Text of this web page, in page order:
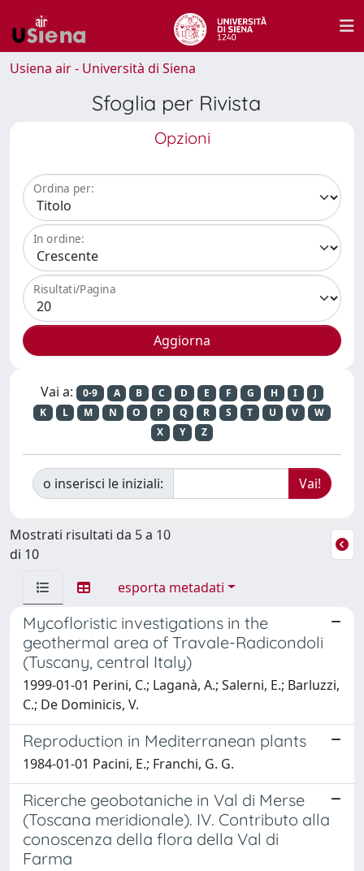
Usiena air - Università di Siena
Sfoglia per Rivista
Opzioni
Ordina per:
In ordine:
Risultati/Pagina
Vai a: 0-9 A B C D E F G H I
J
K
L M N O P Q R S T U V
W
X
Y Z
o inserisci le iniziali:
Mostrati risultati da 5 a 10
di 10
esporta metadati
Mycofloristic investigations in the
geothermal area of Travale-Radicondoli
(Tuscany, central Italy)
1999-01-01 Perini, C.; Laganà, A.; Salerni, E.; Barluzzi,
C.; De Dominicis, V.
Reproduction in Mediterranean plants
1984-01-01 Pacini, E.; Franchi, G. G.
Ricerche geobotaniche in Val di Merse
(Toscana meridionale). IV. Contributo alla
conoscenza della flora della Val di
Farma